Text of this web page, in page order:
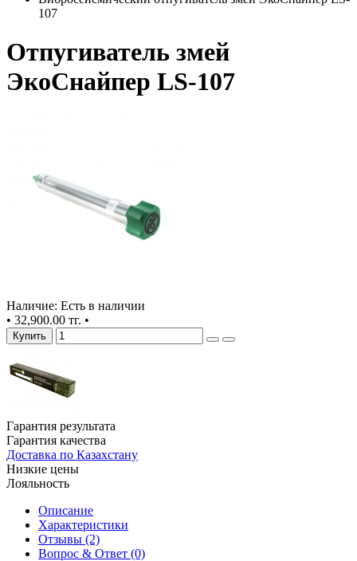
107
Отпугиватель змей
ЭкоСнайпер LS-107
Наличие: Есть в наличии
• 32,900.00 тг. •
Купить
Гарантия результата
Гарантия качества
Доставка по Казахстану
Низкие цены
Лояльность
Описание
Характеристики
Отзывы (2)
Вопрос & Ответ (0)